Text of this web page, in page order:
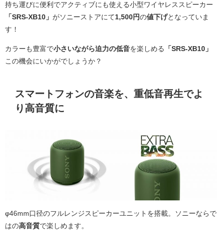
持ち運びに便利でアクティブにも使える小型ワイヤレススピーカー
「SRS-XB10」 がソニーストアにて1,500円の値下げとなっていま
す！
カラーも豊富で小さいながら迫力の低音を楽しめる
「SRS-XB10」
この機会にいかがでしょうか？
スマートフォンの音楽を、重低音再生でよ
り高音質に
φ46mm口径のフルレンジスピーカーユニットを搭載。ソニーならで
はの高音質で楽しめます。